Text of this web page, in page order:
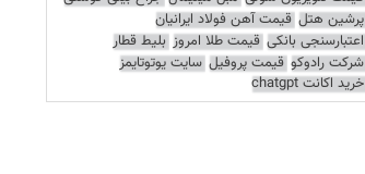
پرشین هتل قیمت آهن فولاد ایرانیان
اعتبارسنجی بانکی قیمت طلا امروز بلیط قطار
شرکت رادوکو قیمت پروفیل سایت یوتوتایمز
خرید اکانت chatgpt